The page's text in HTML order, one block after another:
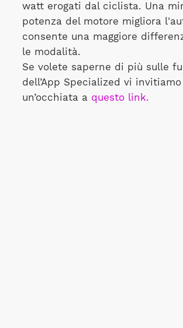
watt erogati dal ciclista. Una
potenza del motore migliora
consente una maggiore
le modalità.
Se volete saperne di più sulle
dell’App Specialized vi
un’occhiata a questo link.